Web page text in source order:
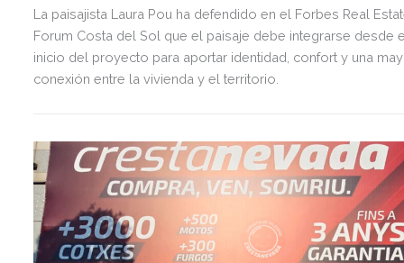
La paisajista Laura Pou ha defendido en el Forbes Real
Forum Costa del Sol que el paisaje debe integrarse desde
inicio del proyecto para aportar identidad, confort y una
conexión entre la vivienda y el territorio.